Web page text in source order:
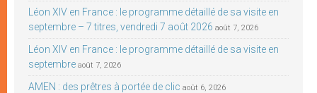
Léon XIV en France : le programme détaillé de sa visite en
septembre – 7 titres, vendredi 7 août 2026 août 7, 2026
Léon XIV en France : le programme détaillé de sa visite en
septembre août 7, 2026
AMEN : des prêtres à portée de clic août 6, 2026